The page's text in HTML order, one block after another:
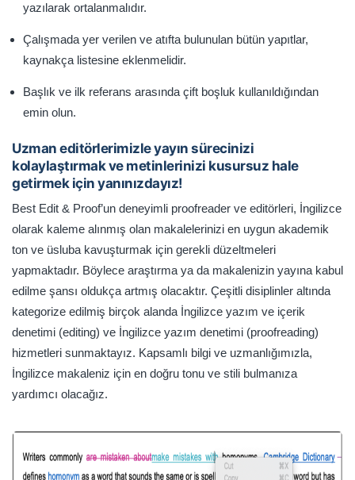
yazılarak ortalanmalıdır.
Çalışmada yer verilen ve atıfta bulunulan bütün yapıtlar,
kaynakça listesine eklenmelidir.
Başlık ve ilk referans arasında çift boşluk kullanıldığından
emin olun.
Uzman editörlerimizle yayın sürecinizi
kolaylaştırmak ve metinlerinizi kusursuz hale
getirmek için yanınızdayız!
Best Edit & Proof’un deneyimli proofreader ve editörleri, İngilizce
olarak kaleme alınmış olan makalelerinizi en uygun akademik
ton ve üsluba kavuşturmak için gerekli düzeltmeleri
yapmaktadır. Böylece araştırma ya da makalenizin yayına kabul
edilme şansı oldukça artmış olacaktır. Çeşitli disiplinler altında
kategorize edilmiş birçok alanda İngilizce yazım ve içerik
denetimi (editing) ve İngilizce yazım denetimi (proofreading)
hizmetleri sunmaktayız. Kapsamlı bilgi ve uzmanlığımızla,
İngilizce makaleniz için en doğru tonu ve stili bulmanıza
yardımcı olacağız.